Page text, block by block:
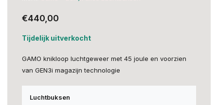
€440,00
Tijdelijk uitverkocht
GAMO knikloop luchtgeweer met 45 joule en voorzien
van GEN3i magazijn technologie
Luchtbuksen